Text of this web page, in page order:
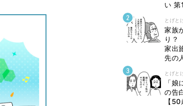
い 第
とげと
家族
り？
家出
先の
とげと
「
の告
【